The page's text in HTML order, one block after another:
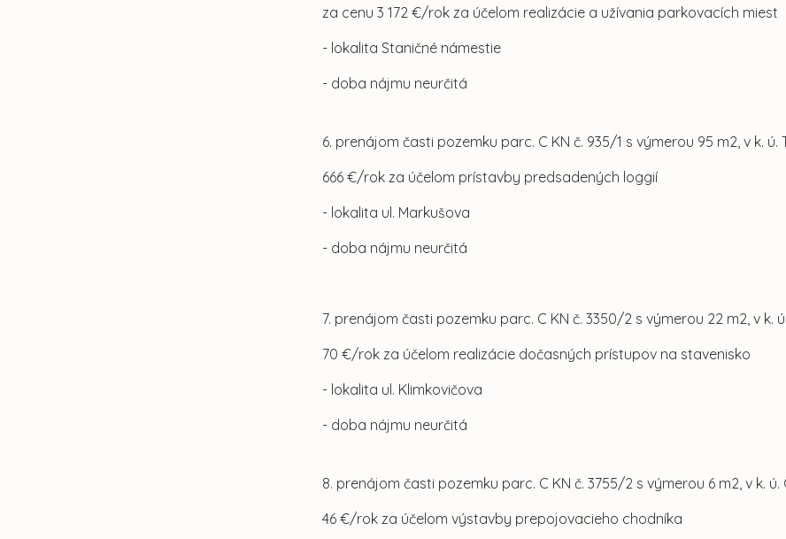
za cenu 3 172 €/rok za účelom realizácie a užívania parkovacích miest
- lokalita Staničné námestie
- doba nájmu neurčitá
6. prenájom časti pozemku parc. C KN č. 935/1 s výmerou 95 m2, v k. ú.
666 €/rok za účelom prístavby predsadených loggií
- lokalita ul. Markušova
- doba nájmu neurčitá
7. prenájom časti pozemku parc. C KN č. 3350/2 s výmerou 22 m2, v k.
70 €/rok za účelom realizácie dočasných prístupov na stavenisko
- lokalita ul. Klimkovičova
- doba nájmu neurčitá
8. prenájom časti pozemku parc. C KN č. 3755/2 s výmerou 6 m2, v k. ú.
46 €/rok za účelom výstavby prepojovacieho chodníka